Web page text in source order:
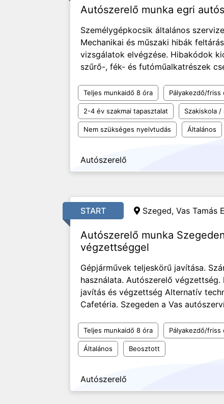
Autószerelő munka egri
Személygépkocsik általános
Mechanikai és műszaki hibák
vizsgálatok elvégzése. Hibakódok
szűrő-, fék- és futóműalkatrészek
Teljes munkaidő 8 óra Pályakezdő/friss
2-4 év szakmai tapasztalat Szakiskola /
Nem szükséges nyelvtudás Általános
Autószerelő
START Szeged, Vas Tamás
Autószerelő munka
végzettséggel
Gépjárművek teljeskörű javítása.
használata. Autószerelő
javítás és végzettség Alternatív
Cafetéria. Szegeden a Vas
Teljes munkaidő 8 óra Pályakezdő/friss
Általános Beosztott
Autószerelő